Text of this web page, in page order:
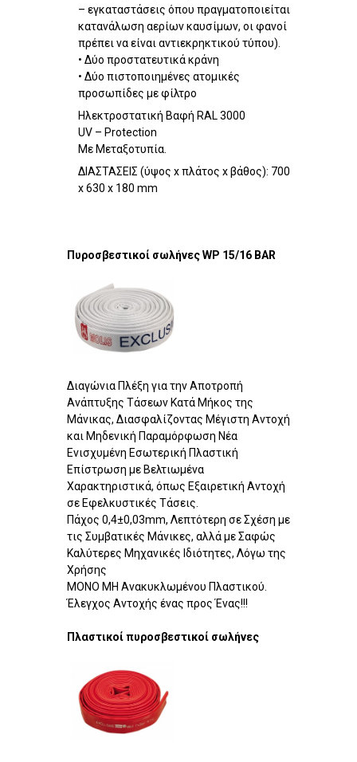
– εγκαταστάσεις όπου πραγματοποιείται
κατανάλωση αερίων καυσίμων, οι φανοί
πρέπει να είναι αντιεκρηκτικού τύπου).
• Δύο προστατευτικά κράνη
• Δύο πιστοποιημένες ατομικές
προσωπίδες με φίλτρο
Hλεκτροστατική Βαφή RAL 3000
UV – Protection
Με Μεταξοτυπία.
ΔΙΑΣΤΑΣΕΙΣ (ύψος x πλάτος x βάθος): 700
x 630 x 180 mm
Πυροσβεστικοί σωλήνες WP 15/16 BAR
Διαγώνια Πλέξη για την Αποτροπή
Ανάπτυξης Τάσεων Κατά Μήκος της
Μάνικας, Διασφαλίζοντας Μέγιστη Αντοχή
και Μηδενική Παραμόρφωση Νέα
Ενισχυμένη Εσωτερική Πλαστική
Επίστρωση με Βελτιωμένα
Χαρακτηριστικά, όπως Εξαιρετική Αντοχή
σε Εφελκυστικές Τάσεις.
Πάχος 0,4±0,03mm, Λεπτότερη σε Σχέση με
τις Συμβατικές Μάνικες, αλλά με Σαφώς
Καλύτερες Μηχανικές Ιδιότητες, Λόγω της
Χρήσης
ΜΟΝΟ ΜΗ Ανακυκλωμένου Πλαστικού.
Έλεγχος Αντοχής ένας προς Ένας!!!
Πλαστικοί πυροσβεστικοί σωλήνες